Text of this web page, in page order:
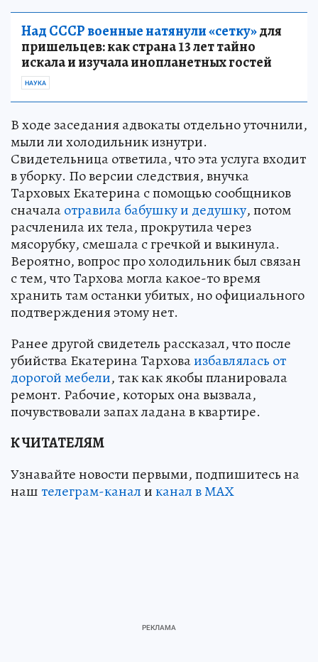
Над СССР военные натянули «сетку»для
пришельцев: как страна 13 лет тайно
искала и изучала инопланетных гостей
НАУКА
В ходе заседания адвокаты отдельно уточнили,
мыли ли холодильник изнутри.
Свидетельница ответила, что эта услуга входит
в уборку. По версии следствия, внучка
Тарховых Екатерина с помощью сообщников
сначалаотравила бабушку и дедушку, потом
расчленила их тела, прокрутила через
мясорубку, смешала с гречкой и выкинула.
Вероятно, вопрос про холодильник был связан
с тем, что Тархова могла какое-то время
хранить там останки убитых, но официального
подтверждения этому нет.
Ранее другой свидетель рассказал, что после
убийства Екатерина Тарховаизбавлялась от
дорогой мебели, так как якобы планировала
ремонт. Рабочие, которых она вызвала,
почувствовали запах ладана в квартире.
К ЧИТАТЕЛЯМ
Узнавайте новости первыми, подпишитесь на
наштелеграм-каналиканал в МАХ